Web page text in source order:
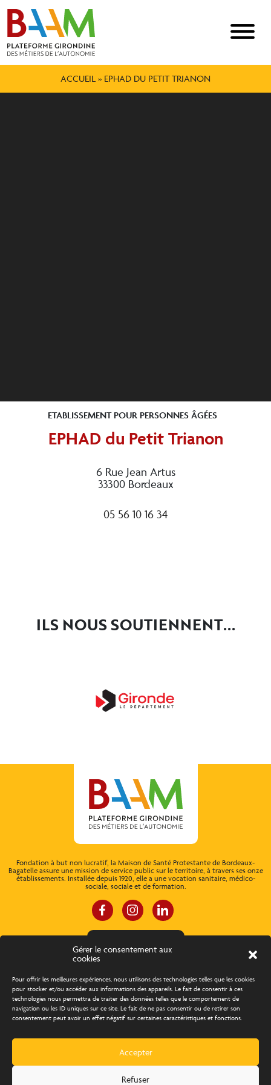
Gérer le consentement aux
cookies
Pour offrir les meilleures expériences, nous utilisons des technologies telles que les cookies
pour stocker et/ou accéder aux informations des appareils. Le fait de consentir à ces
technologies nous permettra de traiter des données telles que le comportement de
navigation ou les ID uniques sur ce site. Le fait de ne pas consentir ou de retirer son
consentement peut avoir un effet négatif sur certaines caractéristiques et fonctions.
Accepter
Refuser
ACCUEIL » EPHAD DU PETIT TRIANON
ETABLISSEMENT POUR PERSONNES ÂGÉES
EPHAD du Petit Trianon
6 Rue Jean Artus
33300 Bordeaux
05 56 10 16 34
ILS NOUS SOUTIENNENT...
Fondation à but non lucratif, la Maison de Santé Protestante de Bordeaux-
Bagatelle assure une mission de service public sur le territoire, à travers ses onze
établissements. Installée depuis 1920, elle a une vocation sanitaire, médico-
sociale, sociale et de formation.
À propos Concours d’éloquence
Découvrir les métiers Trouver un emploi
Création Com Together